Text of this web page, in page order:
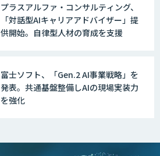
プラスアルファ・コンサルティング、
「対話型AIキャリアアドバイザー」提
供開始。自律型人材の育成を支援
富士ソフト、「Gen.2 AI事業戦略」を
発表。共通基盤整備しAIの現場実装力
を強化